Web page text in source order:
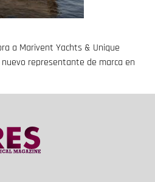
a Marivent Yachts & Unique
representante de marca en